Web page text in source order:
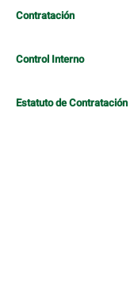
Contratación
Control Interno
Estatuto de Contratación